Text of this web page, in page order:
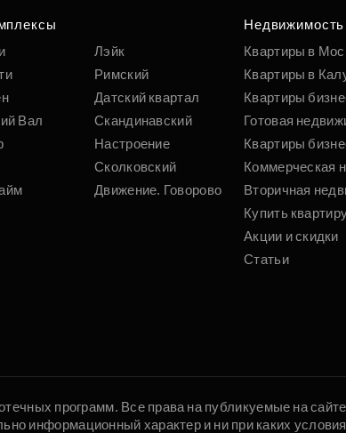
Вал
Лэйк
Римский
Датский квартал
Скандинавский
Настроение
Сколковский
Движение. Говорово
Недвижимость
Квартиры в
Квартиры в
Квартиры
Готовая
Квартиры
Коммерческая
Вторичная
Купить
Акции и скидки
Статьи
программ. Все права на публикуемые на
информационный характер и ни при каких